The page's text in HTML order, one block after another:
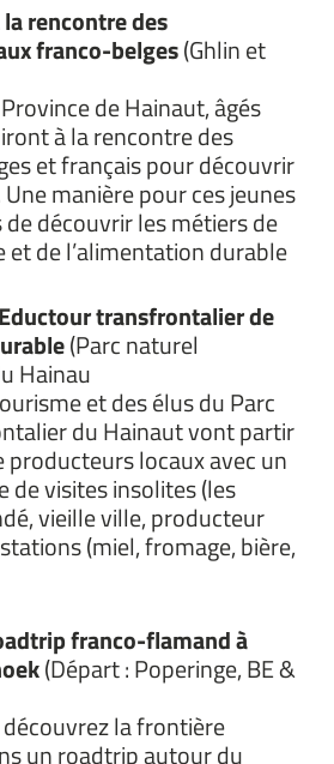
rencontre des
franco-belges(Ghlin et
de Hainaut, âgés
à la rencontre des
et français pour découvrir
manière pour ces jeunes
découvrir les métiers de
et de l’alimentation durable
transfrontalier de
(Parc naturel
Hainau
et des élus du Parc
du Hainaut vont partir
producteurs locaux avec un
de visites insolites (les
vieille ville, producteur
(miel, fromage, bière,
franco-flamand à
(Départ : Poperinge, BE &
découvrez la frontière
un roadtrip autour du